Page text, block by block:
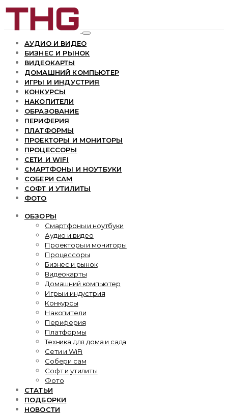
АУДИО И ВИДЕО
БИЗНЕС И РЫНОК
ВИДЕОКАРТЫ
ДОМАШНИЙ КОМПЬЮТЕР
ИГРЫ И ИНДУСТРИЯ
КОНКУРСЫ
НАКОПИТЕЛИ
ОБРАЗОВАНИЕ
ПЕРИФЕРИЯ
ПЛАТФОРМЫ
ПРОЕКТОРЫ И МОНИТОРЫ
ПРОЦЕССОРЫ
СЕТИ И WIFI
СМАРТФОНЫ И НОУТБУКИ
СОБЕРИ САМ
СОФТ И УТИЛИТЫ
ФОТО
ОБЗОРЫ
Смартфоны и ноутбуки
Аудио и видео
Проекторы и мониторы
Процессоры
Бизнес и рынок
Видеокарты
Домашний компьютер
Игры и индустрия
Конкурсы
Накопители
Периферия
Платформы
Техника для дома и сада
Сети и WiFi
Собери сам
Софт и утилиты
Фото
СТАТЬИ
ПОДБОРКИ
НОВОСТИ